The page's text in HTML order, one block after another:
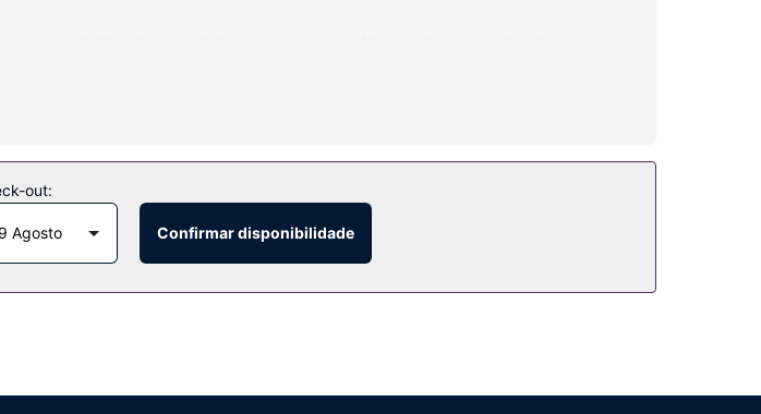
polegadas com canais por cabo, além de internet sem fios, para estar sempre
Entre as facilidades adicionais contam-se Wi-fi grátis, serviços de concierge e
a oferta gastronómica local, incluindo 2 restaurantes e uma cafetaria. Para saciar a
O aparthotel serve pequenos-almoços preparados no momento diariamente entre
out:
Agosto Confirmar disponibilidade